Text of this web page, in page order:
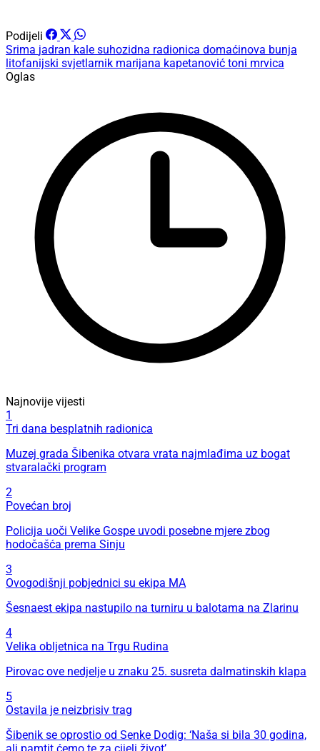
Podijeli
Srima jadran kale suhozidna radionica domaćinova bunja
litofanijski svjetlarnik marijana kapetanović toni mrvica
Oglas
Najnovije vijesti
1
Tri dana besplatnih radionica
Muzej grada Šibenika otvara vrata najmlađima uz bogat
stvaralački program
2
Povećan broj
Policija uoči Velike Gospe uvodi posebne mjere zbog
hodočašća prema Sinju
3
Ovogodišnji pobjednici su ekipa MA
Šesnaest ekipa nastupilo na turniru u balotama na Zlarinu
4
Velika obljetnica na Trgu Rudina
Pirovac ove nedjelje u znaku 25. susreta dalmatinskih klapa
5
Ostavila je neizbrisiv trag
Šibenik se oprostio od Senke Dodig: ‘Naša si bila 30 godina,